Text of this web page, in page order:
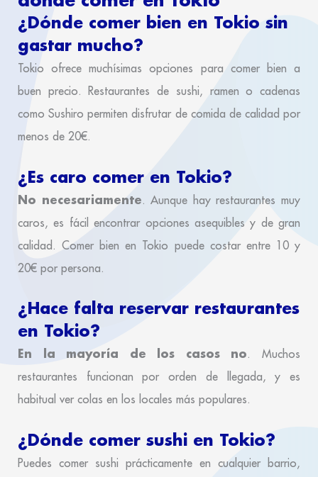
¿Dónde comer bien en Tokio sin
gastar mucho?
Tokio ofrece muchísimas opciones para comer bien a
buen precio. Restaurantes de sushi, ramen o cadenas
como Sushiro permiten disfrutar de comida de calidad por
menos de 20€.
¿Es caro comer en Tokio?
No necesariamente. Aunque hay restaurantes muy
caros, es fácil encontrar opciones asequibles y de gran
calidad. Comer bien en Tokio puede costar entre 10 y
20€ por persona.
¿Hace falta reservar restaurantes
en Tokio?
En la mayoría de los casos no. Muchos
restaurantes funcionan por orden de llegada, y es
habitual ver colas en los locales más populares.
¿Dónde comer sushi en Tokio?
Puedes comer sushi prácticamente en cualquier barrio,